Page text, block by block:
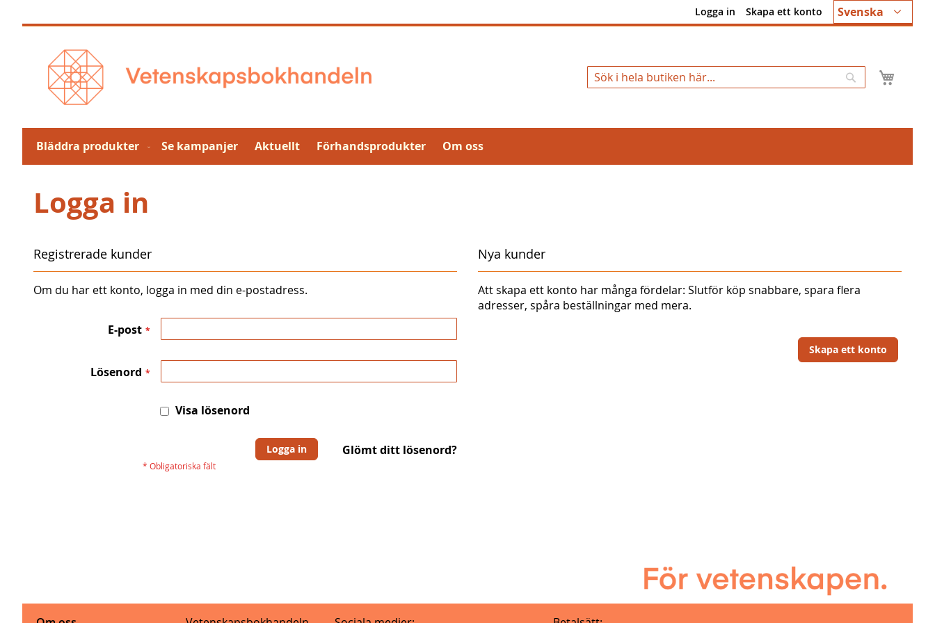
till
Språk
Svenska
Logga in Skapa ett konto
Sök
Bläddra produkter Se kampanjer Aktuellt Förhandsprodukter Om oss
Logga in
Registrerade kunder
Om du har ett konto, logga in med din e-postadress.
E-post
Lösenord
Visa lösenord
Logga in Glömt ditt lösenord?
Nya kunder
Att skapa ett konto har många fördelar: Slutför köp snabbare, spara flera
adresser, spåra beställningar med mera.
Skapa ett konto